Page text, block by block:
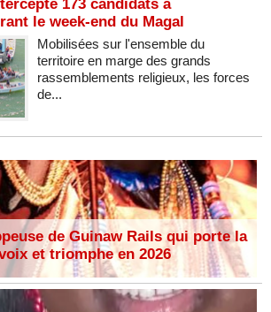
173 candidats à
le week-end du Magal
Mobilisées sur l'ensemble du
territoire en marge des grands
rassemblements religieux, les forces
de...
de Guinaw Rails qui porte la
et triomphe en 2026